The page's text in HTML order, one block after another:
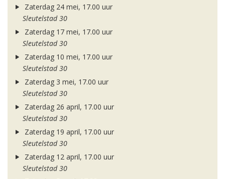
Zaterdag 24 mei, 17.00 uur
Sleutelstad 30
Zaterdag 17 mei, 17.00 uur
Sleutelstad 30
Zaterdag 10 mei, 17.00 uur
Sleutelstad 30
Zaterdag 3 mei, 17.00 uur
Sleutelstad 30
Zaterdag 26 april, 17.00 uur
Sleutelstad 30
Zaterdag 19 april, 17.00 uur
Sleutelstad 30
Zaterdag 12 april, 17.00 uur
Sleutelstad 30